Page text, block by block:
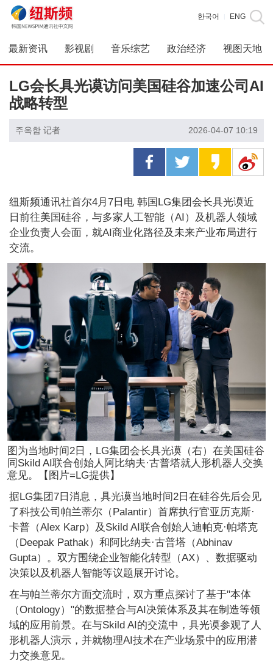
한국어 ENG
最新资讯 影视剧 音乐综艺 政治经济 视图天地
LG会长具光谟访问美国硅谷加速公司AI
战略转型
주옥함 记者 2026-04-07 10:19
纽斯频通讯社首尔4月7日电 韩国LG集团会长具光谟近
日前往美国硅谷，与多家人工智能（AI）及机器人领域
企业负责人会面，就AI商业化路径及未来产业布局进行
交流。
图为当地时间2日，LG集团会长具光谟（右）在美国硅谷
同Skild AI联合创始人阿比纳夫·古普塔就人形机器人交换
意见。【图片=LG提供】
据LG集团7日消息，具光谟当地时间2日在硅谷先后会见
了科技公司帕兰蒂尔（Palantir）首席执行官亚历克斯·
卡普（Alex Karp）及Skild AI联合创始人迪帕克·帕塔克
（Deepak Pathak）和阿比纳夫·古普塔（Abhinav
Gupta）。双方围绕企业智能化转型（AX）、数据驱动
决策以及机器人智能等议题展开讨论。
在与帕兰蒂尔方面交流时，双方重点探讨了基于"本体
（Ontology）"的数据整合与AI决策体系及其在制造等领
域的应用前景。在与Skild AI的交流中，具光谟参观了人
形机器人演示，并就物理AI技术在产业场景中的应用潜
力交换意见。